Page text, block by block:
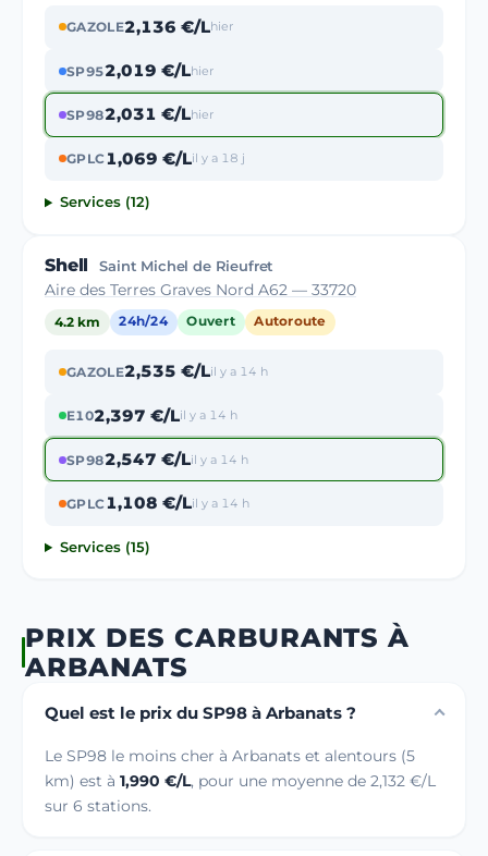
GAZOLE2,136 €/Lhier
SP952,019 €/Lhier
SP982,031 €/Lhier
GPLC1,069 €/Lil y a 18 j
Services (12)
Shell Saint Michel de Rieufret
Aire des Terres Graves Nord A62 — 33720
4.2 km 24h/24 Ouvert Autoroute
GAZOLE2,535 €/Lil y a 14 h
E102,397 €/Lil y a 14 h
SP982,547 €/Lil y a 14 h
GPLC1,108 €/Lil y a 14 h
Services (15)
PRIX DES CARBURANTS À
ARBANATS
Quel est le prix du SP98 à Arbanats ?
Le SP98 le moins cher à Arbanats et alentours (5
km) est à 1,990 €/L, pour une moyenne de 2,132 €/L
sur 6 stations.